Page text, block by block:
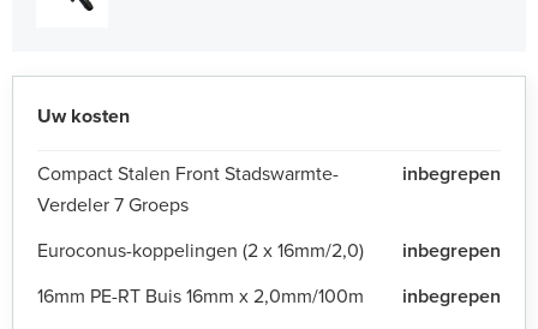
Uw kosten
Compact Stalen Front Stadswarmte-
Verdeler 7 Groeps
inbegrepen
Euroconus-koppelingen (2 x 16mm/2,0)
inbegrepen
16mm PE-RT Buis 16mm x 2,0mm/100m
inbegrepen